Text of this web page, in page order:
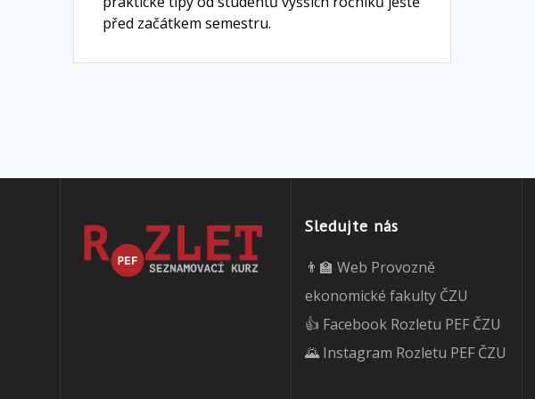
před začátkem semestru.
Sledujte nás
👨‍🏫 Web Provozně
ekonomické fakulty ČZU
👍 Facebook Rozletu PEF ČZU
🌄 Instagram Rozletu PEF ČZU